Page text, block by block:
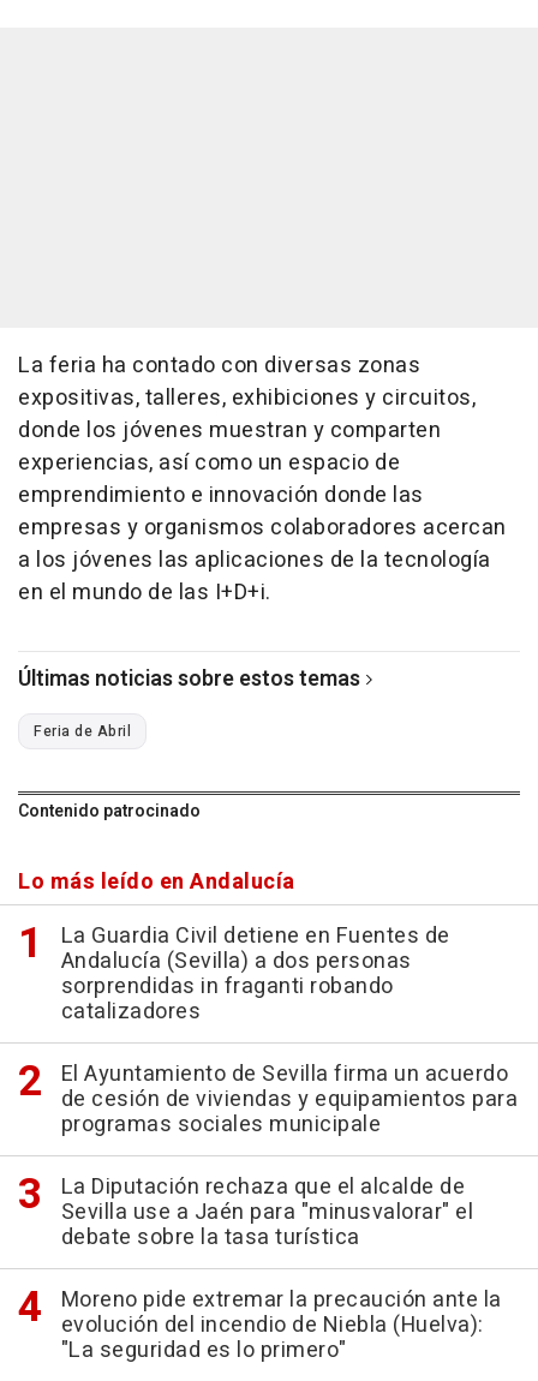
La feria ha contado con diversas zonas
expositivas, talleres, exhibiciones y circuitos,
donde los jóvenes muestran y comparten
experiencias, así como un espacio de
emprendimiento e innovación donde las
empresas y organismos colaboradores acercan
a los jóvenes las aplicaciones de la tecnología
en el mundo de las I+D+i.
Últimas noticias sobre estos temas
Feria de Abril
Contenido patrocinado
Lo más leído en Andalucía
La Guardia Civil detiene en Fuentes de
Andalucía (Sevilla) a dos personas
sorprendidas in fraganti robando
catalizadores
El Ayuntamiento de Sevilla firma un acuerdo
de cesión de viviendas y equipamientos para
programas sociales municipale
La Diputación rechaza que el alcalde de
Sevilla use a Jaén para "minusvalorar" el
debate sobre la tasa turística
Moreno pide extremar la precaución ante la
evolución del incendio de Niebla (Huelva):
"La seguridad es lo primero"